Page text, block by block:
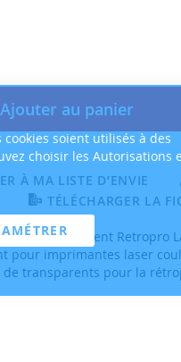
soient utilisés à des
choisir les Autorisations
Ajouter au panier
À MA LISTE D’ENVIE
TÉLÉCHARGER LA
BG71 Transparent
pour imprimantes laser
de transparents pour la